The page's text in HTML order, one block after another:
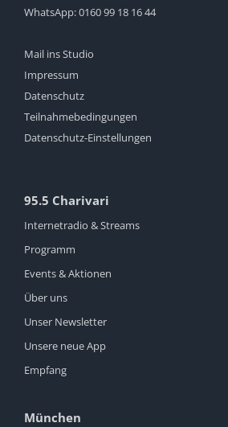
WhatsApp:0160 99 18 16 44
Mail ins Studio
Impressum
Datenschutz
Teilnahmebedingungen
Datenschutz-Einstellungen
95.5 Charivari
Internetradio & Streams
Programm
Events & Aktionen
Über uns
Unser Newsletter
Unsere neue App
Empfang
München